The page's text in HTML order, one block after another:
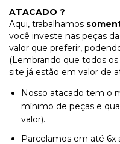
ATACADO ?
Aqui, trabalhamos
você investe nas peças
valor que preferir,
(Lembrando que todos
site já estão em valor de
Nosso atacado tem o
mínimo de peças e
valor).
Parcelamos em até 6x